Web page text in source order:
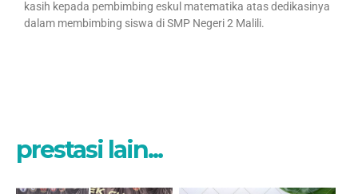
kasih kepada pembimbing eskul matematika atas dedikasinya
dalam membimbing siswa di SMP Negeri 2 Malili.
prestasi lain...